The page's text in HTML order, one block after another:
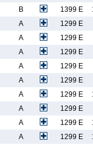
B 1399 E
A
1299 E
A
1299 E
A
1299 E
A
1299 E
A
1299 E
A 1299 E
A
1299 E
A 1299 E
A 1299 E